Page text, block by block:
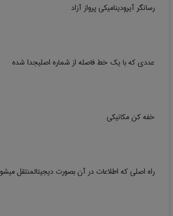
رسانگر آیرودینامیکی پرواز آزاد
عددی که با یک خط فاصله از شماره اصلیجدا شده
خفه کن مکانیکی
راه اصلی که اطلاعات در آن بصورت دیجیتالمنتقل